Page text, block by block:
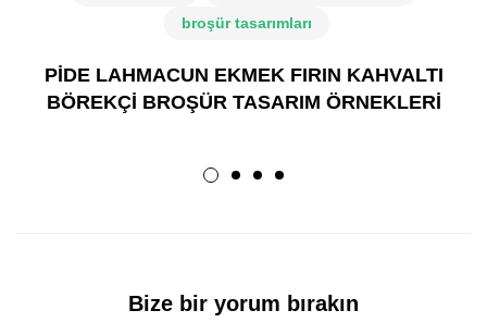
broşür tasarımları
PİDE LAHMACUN EKMEK FIRIN KAHVALTI
BÖREKÇİ BROŞÜR TASARIM ÖRNEKLERİ
Bize bir yorum bırakın